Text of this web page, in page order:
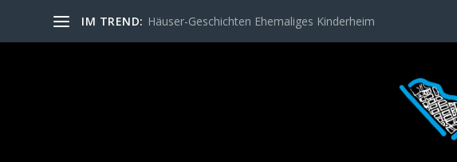
IM TREND: Häuser-Geschichten Ehemaliges Kinderheim